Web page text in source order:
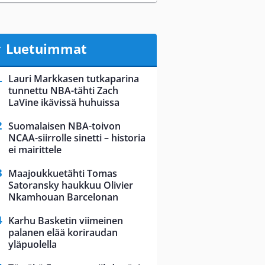
Luetuimmat
Lauri Markkasen tutkaparina
tunnettu NBA-tähti Zach
LaVine ikävissä huhuissa
Suomalaisen NBA-toivon
NCAA-siirrolle sinetti – historia
ei mairittele
Maajoukkuetähti Tomas
Satoransky haukkuu Olivier
Nkamhouan Barcelonan
Karhu Basketin viimeinen
palanen elää koriraudan
yläpuolella